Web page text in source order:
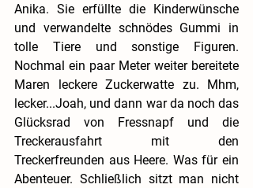
Anika. Sie erfüllte die Kinderwünsche
und verwandelte schnödes Gummi in
tolle Tiere und sonstige Figuren.
Nochmal ein paar Meter weiter bereitete
Maren leckere Zuckerwatte zu. Mhm,
lecker...Joah, und dann war da noch das
Glücksrad von Fressnapf und die
Treckerausfahrt mit den
Treckerfreunden aus Heere. Was für ein
Abenteuer. Schließlich sitzt man nicht